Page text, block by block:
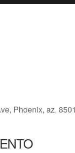
Phoenix, az,